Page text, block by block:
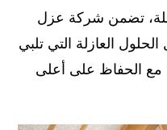
تضمن شركة عزل
العازلة التي تلبي
مع الحفاظ على أعلى